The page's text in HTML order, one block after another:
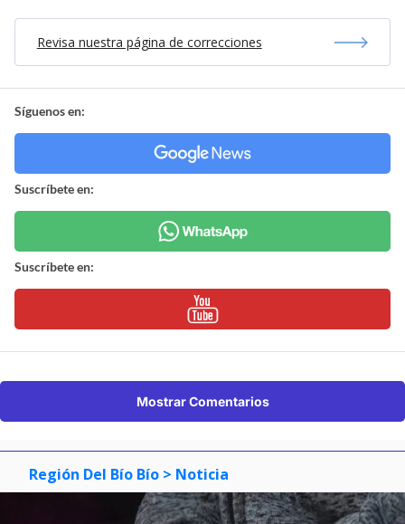
Revisa nuestra página de correcciones
Síguenos en:
Suscríbete en:
Suscríbete en:
Mostrar Comentarios
Región Del Bío Bío > Noticia